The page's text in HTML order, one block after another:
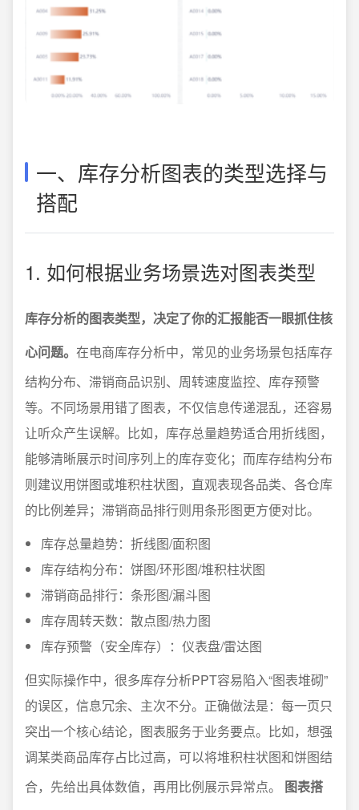
一、库存分析图表的类型选择与
搭配
1. 如何根据业务场景选对图表类型
库存分析的图表类型，决定了你的汇报能否一眼抓住核
心问题。 在电商库存分析中，常见的业务场景包括库存
结构分布、滞销商品识别、周转速度监控、库存预警
等。不同场景用错了图表，不仅信息传递混乱，还容易
让听众产生误解。比如，库存总量趋势适合用折线图，
能够清晰展示时间序列上的库存变化；而库存结构分布
则建议用饼图或堆积柱状图，直观表现各品类、各仓库
的比例差异；滞销商品排行则用条形图更方便对比。
库存总量趋势：折线图/面积图
库存结构分布：饼图/环形图/堆积柱状图
滞销商品排行：条形图/漏斗图
库存周转天数：散点图/热力图
库存预警（安全库存）：仪表盘/雷达图
但实际操作中，很多库存分析PPT容易陷入“图表堆砌”
的误区，信息冗余、主次不分。正确做法是：每一页只
突出一个核心结论，图表服务于业务要点。比如，想强
调某类商品库存占比过高，可以将堆积柱状图和饼图结
合，先给出具体数值，再用比例展示异常点。 图表搭